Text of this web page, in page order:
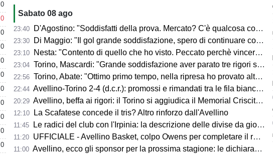
0
0
0
0
0
0
0
0
0
0
0
Sabato 08 ago
23:40 D'Agostino: "Soddisfatti della prova. Mercato? C'è qualcosa con il Catania, ma faremo altro anche in entrata"
23:30 Di Maggio: "Il gol grande soddisfazione, spero di continuare così. I tifosi saranno un fattore"
23:10 Nesta: "Contento di quello che ho visto. Peccato perchè vincere aiuta a vincere. Piazza super, ci sono tante aspettative"
23:04 Torino, Mascardi: "Grande soddisfazione aver parato tre rigori su quattro. Siamo pronti per la stagione"
22:56 Torino, Abate: "Ottimo primo tempo, nella ripresa ho provato altre soluzioni. Mercato? La società sa"
22:44 Avellino-Torino 2-4 (d.c.r.): promossi e rimandati tra le fila biancoverdi
20:29 Avellino, beffa ai rigori: il Torino si aggiudica il Memorial Criscitiello
12:10 La Scafatese concede il tris? Altro rinforzo dall'Avellino
11:45 Le radici del club con l'Irpinia: la descrizione delle divise da gioco
11:20 UFFICIALE - Avellino Basket, colpo Owens per completare il roster
11:00 Avellino, ecco gli sponsor per la prossima stagione: le dichiarazioni